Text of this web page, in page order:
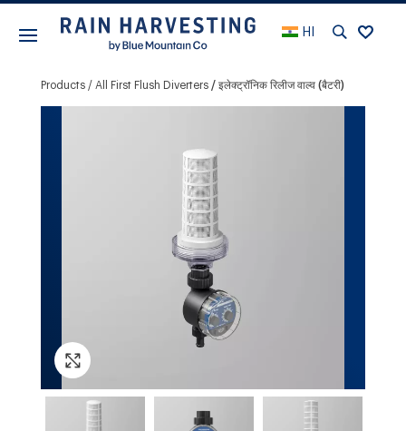
HI
Products All First Flush Diverters इलेक्ट्रॉनिक रिलीज वाल्व (बैटरी)